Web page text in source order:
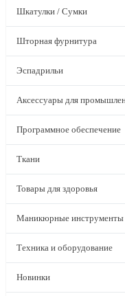
Шкатулки / Сумки
Шторная фурнитура
Эспадрильи
Аксессуары для
Программное обеспечение
Ткани
Товары для здоровья
Маникюрные инструменты
Техника и оборудование
Новинки